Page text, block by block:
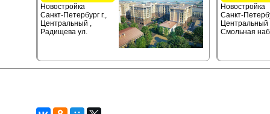
Новостройка
Санкт-Петербург г.,
Центральный ,
Радищева ул.
Новостройка
Санкт-
Центральный
Смольная